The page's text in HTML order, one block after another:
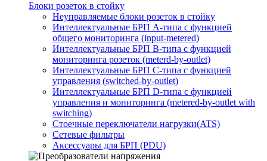
Блоки розеток в стойку
Неуправляемые блоки розеток в стойку
Интеллектуальные БРП А-типа с функцией
общего мониторинга (input-metered)
Интеллектуальные БРП B-типа с функцией
мониторинга розеток (meterd-by-outlet)
Интеллектуальные БРП C-типа с функцией
управления (switched-by-outlet)
Интеллектуальные БРП D-типа с функцией
управления и мониторинга (metered-by-outlet with
switching)
Стоечные переключатели нагрузки(ATS)
Сетевые фильтры
Аксессуары для БРП (PDU)